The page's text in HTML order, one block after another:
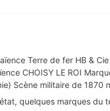
Terre de fer HB &
CHOISY LE ROI
Scène militaire de 1870
quelques marques du